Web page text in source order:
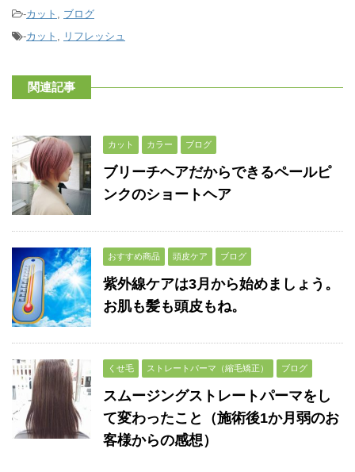
-カット
ブログ
-カット リフレッシュ
関連記事
カット カラー ブログ
ブリーチヘアだからできるペールピ
ンクのショートヘア
おすすめ商品 頭皮ケア ブログ
紫外線ケアは3月から始めましょう。
お肌も髪も頭皮もね。
くせ毛 ストレートパーマ（縮毛矯正） ブログ
スムージングストレートパーマをし
て変わったこと（施術後1か月弱のお
客様からの感想）